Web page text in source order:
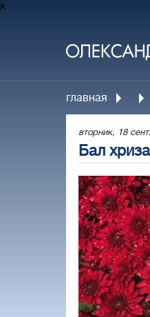
к
главная
вторник, 18
Бал